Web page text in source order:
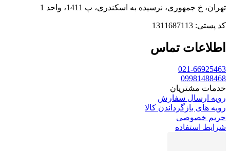
تهران، خ جمهوری، نرسیده به اسکندری، پ 1411، واحد 1
کد پستی: 1311687113
اطلاعات تماس
021-66925463
09981488468
خدمات مشتریان
رویه ارسال سفارش
رویه های بازگرداندن کالا
حریم خصوصی
شرایط استفاده